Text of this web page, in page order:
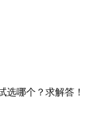
选哪个？求解答！